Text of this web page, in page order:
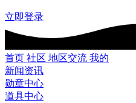
立即登录
首页 社区 地区交流 我的
新闻资讯
勋章中心
道具中心